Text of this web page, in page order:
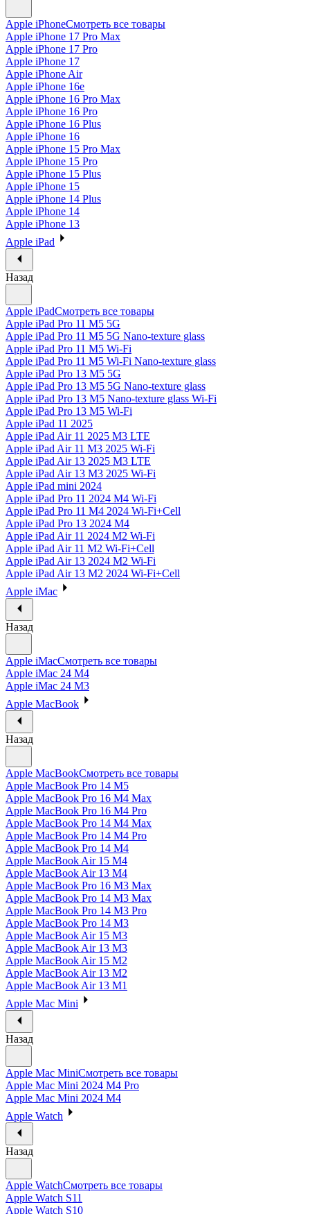
Apple iPhoneСмотреть все товары
Apple iPhone 17 Pro Max
Apple iPhone 17 Pro
Apple iPhone 17
Apple iPhone Air
Apple iPhone 16e
Apple iPhone 16 Pro Max
Apple iPhone 16 Pro
Apple iPhone 16 Plus
Apple iPhone 16
Apple iPhone 15 Pro Max
Apple iPhone 15 Pro
Apple iPhone 15 Plus
Apple iPhone 15
Apple iPhone 14 Plus
Apple iPhone 14
Apple iPhone 13
Apple iPad
Назад
Apple iPadСмотреть все товары
Apple iPad Pro 11 M5 5G
Apple iPad Pro 11 M5 5G Nano-texture glass
Apple iPad Pro 11 M5 Wi-Fi
Apple iPad Pro 11 M5 Wi-Fi Nano-texture glass
Apple iPad Pro 13 M5 5G
Apple iPad Pro 13 M5 5G Nano-texture glass
Apple iPad Pro 13 M5 Nano-texture glass Wi-Fi
Apple iPad Pro 13 M5 Wi-Fi
Apple iPad 11 2025
Apple iPad Air 11 2025 M3 LTE
Apple iPad Air 11 M3 2025 Wi-Fi
Apple iPad Air 13 2025 M3 LTE
Apple iPad Air 13 M3 2025 Wi-Fi
Apple iPad mini 2024
Apple iPad Pro 11 2024 M4 Wi-Fi
Apple iPad Pro 11 M4 2024 Wi-Fi+Cell
Apple iPad Pro 13 2024 M4
Apple iPad Air 11 2024 M2 Wi-Fi
Apple iPad Air 11 M2 Wi-Fi+Cell
Apple iPad Air 13 2024 M2 Wi-Fi
Apple iPad Air 13 M2 2024 Wi-Fi+Cell
Apple iMac
Назад
Apple iMacСмотреть все товары
Apple iMac 24 M4
Apple iMac 24 M3
Apple MacBook
Назад
Apple MacBookСмотреть все товары
Apple MacBook Pro 14 M5
Apple MacBook Pro 16 M4 Max
Apple MacBook Pro 16 M4 Pro
Apple MacBook Pro 14 M4 Max
Apple MacBook Pro 14 M4 Pro
Apple MacBook Pro 14 M4
Apple MacBook Air 15 M4
Apple MacBook Air 13 M4
Apple MacBook Pro 16 M3 Max
Apple MacBook Pro 14 M3 Max
Apple MacBook Pro 14 M3 Pro
Apple MacBook Pro 14 M3
Apple MacBook Air 15 M3
Apple MacBook Air 13 M3
Apple MacBook Air 15 M2
Apple MacBook Air 13 M2
Apple MacBook Air 13 M1
Apple Mac Mini
Назад
Apple Mac MiniСмотреть все товары
Apple Mac Mini 2024 M4 Pro
Apple Mac Mini 2024 M4
Apple Watch
Назад
Apple WatchСмотреть все товары
Apple Watch S11
Apple Watch S10